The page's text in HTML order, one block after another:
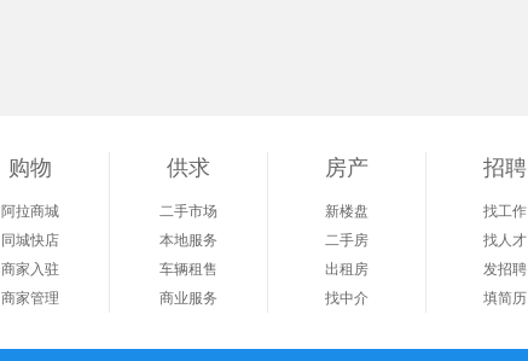
购物
阿拉商城
同城快店
商家入驻
商家管理
供求
二手市场
本地服务
车辆租售
商业服务
房产
新楼盘
二手房
出租房
找中介
招聘
找工作
找人才
发招聘
填简历